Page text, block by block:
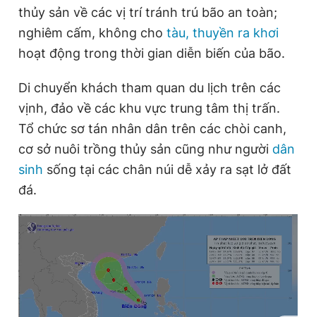
thủy sản về các vị trí tránh trú bão an toàn;
nghiêm cấm, không cho tàu, thuyền ra khơi
hoạt động trong thời gian diễn biến của bão.
Di chuyển khách tham quan du lịch trên các
vịnh, đảo về các khu vực trung tâm thị trấn.
Tổ chức sơ tán nhân dân trên các chòi canh,
cơ sở nuôi trồng thủy sản cũng như người dân
sinh sống tại các chân núi dễ xảy ra sạt lở đất
đá.